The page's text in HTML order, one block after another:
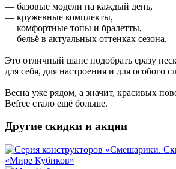
— базовые модели на каждый день,
— кружевные комплекты,
— комфортные топы и бралетты,
— бельё в актуальных оттенках сезона.
Это отличный шанс подобрать сразу
для себя, для настроения и для особого
Весна уже рядом, а значит, красивых
Befree стало ещё больше.
Другие скидки и акции